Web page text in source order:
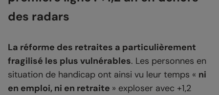
des radars
La réforme des retraites a particulièrement
fragilisé les plus vulnérables. Les personnes en
situation de handicap ont ainsi vu leur temps « ni
en emploi, ni en retraite » exploser avec +1,2